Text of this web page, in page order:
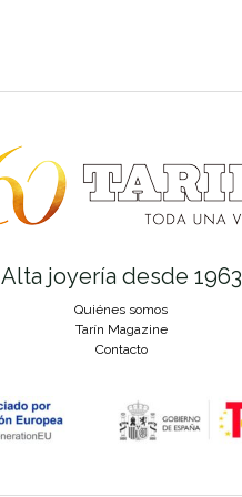
Alta joyería desde 1963
Quiénes somos
Tarín Magazine
Contacto